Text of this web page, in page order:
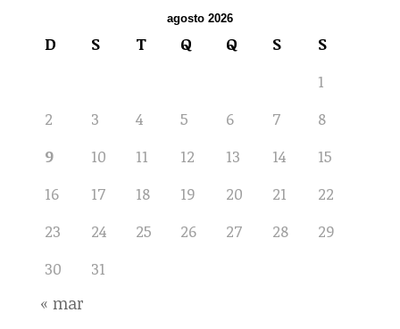
agosto 2026
D S T Q Q S
S
1
2
3 4 5 6 7
8
9
10 11 12 13 14
15
16
17 18 19 20 21
22
23
24 25 26 27 28
29
30
31
« mar